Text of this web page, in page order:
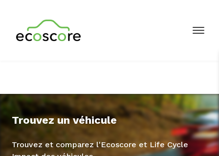
Trouvez un véhicule
Trouvez et comparez l'Ecoscore et Life Cycle